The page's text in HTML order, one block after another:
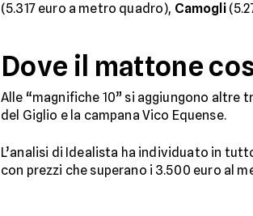
(5.317 euro a metro quadro), Camogli
Dove il mattone
Alle “magnifiche 10” si aggiungono
del Giglio e la campana Vico Equense.
L’analisi di Idealista ha individuato in
con prezzi che superano i 3.500 euro al